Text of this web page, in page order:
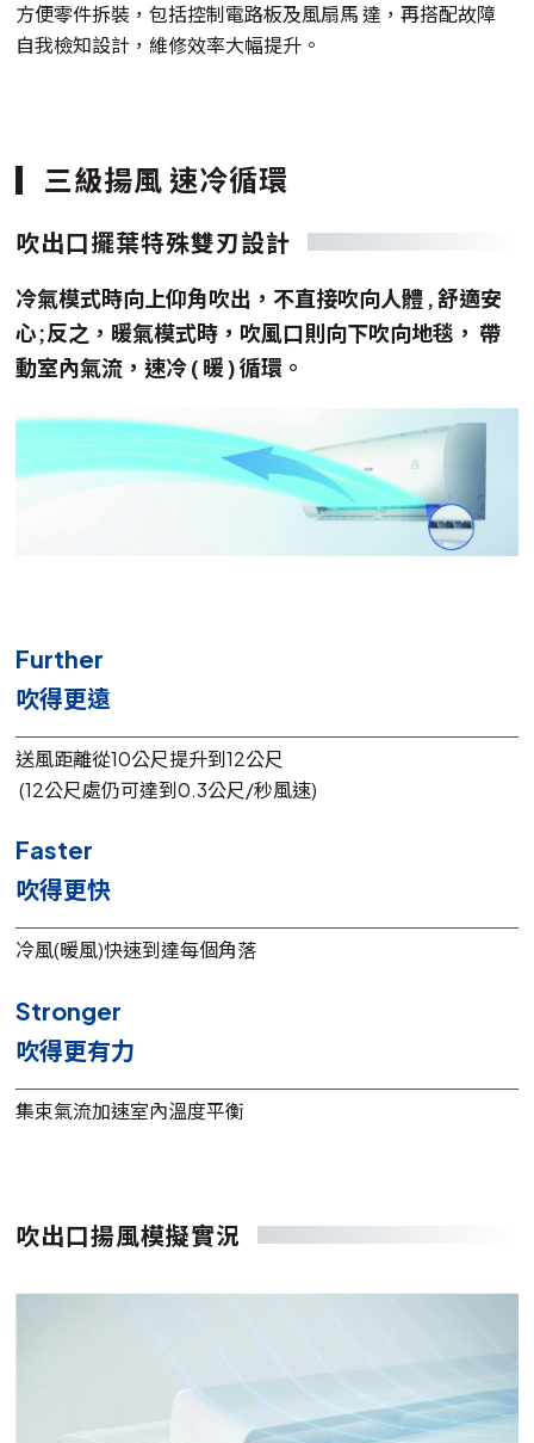
方便零件拆裝，包括控制電路板及風扇馬 達，再搭配故障
自我檢知設計，維修效率大幅提升。
三級揚風 速冷循環
吹出口擺葉特殊雙刃設計
冷氣模式時向上仰角吹出，不直接吹向人體 , 舒適安
心;反之，暖氣模式時，吹風口則向下吹向地毯， 帶
動室內氣流，速冷 ( 暖 ) 循環。
Further
吹得更遠
送風距離從10公尺提升到12公尺
(12公尺處仍可達到0.3公尺/秒風速)
Faster
吹得更快
冷風(暖風)快速到達每個角落
Stronger
吹得更有力
集束氣流加速室內溫度平衡
吹出口揚風模擬實況